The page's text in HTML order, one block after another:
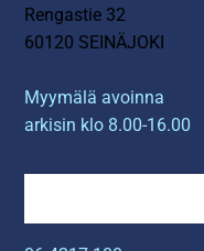
Rengastie 32
60120 SEINÄJOKI
Myymälä avoinna
arkisin klo 8.00-16.00